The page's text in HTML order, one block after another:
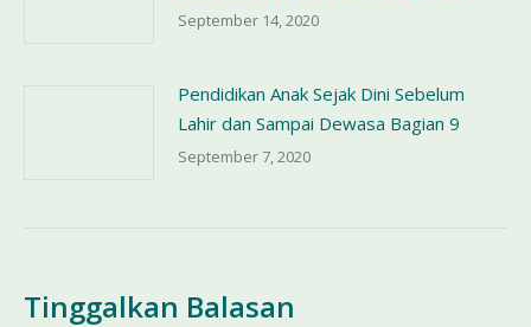
September 14, 2020
Pendidikan Anak Sejak Dini Sebelum
Lahir dan Sampai Dewasa Bagian 9
September 7, 2020
Tinggalkan Balasan